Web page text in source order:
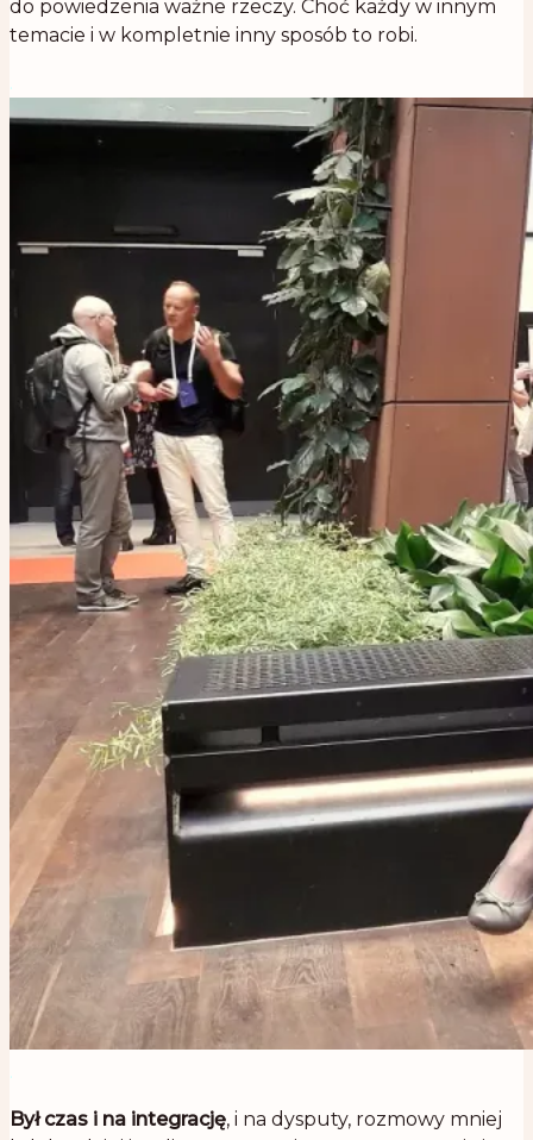
do powiedzenia ważne rzeczy. Choć każdy w innym
temacie i w kompletnie inny sposób to robi.
.
.
Był czas i na integrację, i na dysputy, rozmowy mniej